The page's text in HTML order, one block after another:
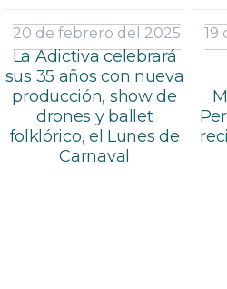
20 de febrero del 2025
La Adictiva celebrará
sus 35 años con nueva
producción, show de
drones y ballet
folklórico, el Lunes de
Carnaval
19